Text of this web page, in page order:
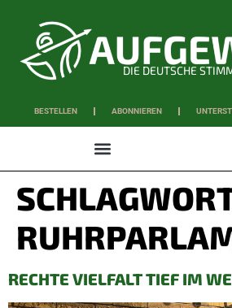
DIE DEUTSCHE
BESTELLEN ABONNIEREN
RECHTE VIELFALT TIEF IM